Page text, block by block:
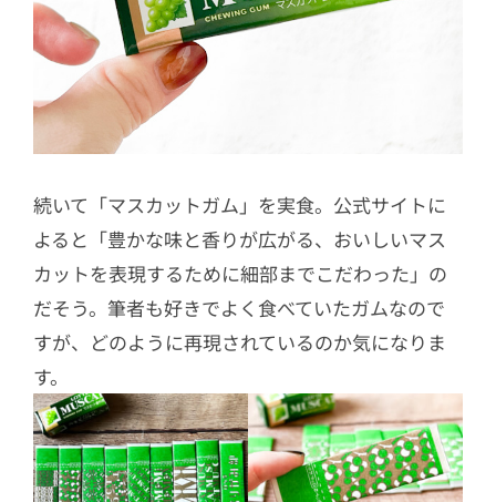
続いて「マスカットガム」を実食。公式サイトに
よると「豊かな味と香りが広がる、おいしいマス
カットを表現するために細部までこだわった」の
だそう。筆者も好きでよく食べていたガムなので
すが、どのように再現されているのか気になりま
す。